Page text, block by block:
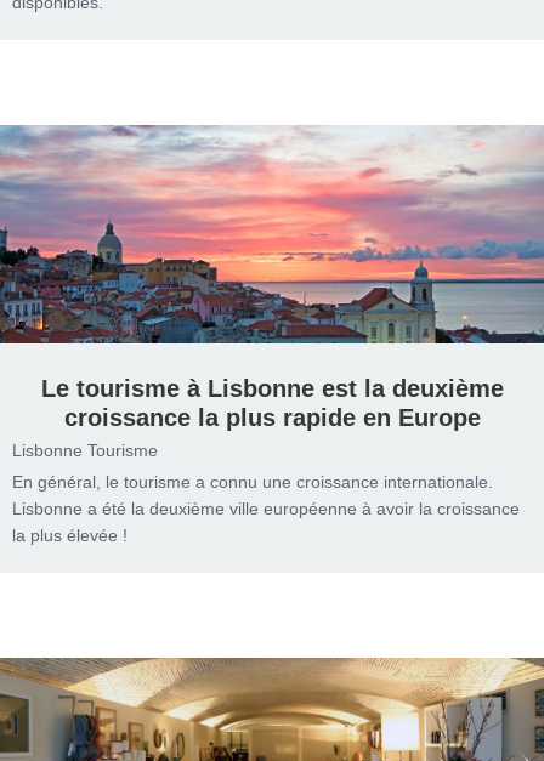
Le tourisme à Lisbonne est la deuxième
croissance la plus rapide en Europe
Lisbonne Tourisme
En général, le tourisme a connu une croissance internationale.
Lisbonne a été la deuxième ville européenne à avoir la croissance
la plus élevée !